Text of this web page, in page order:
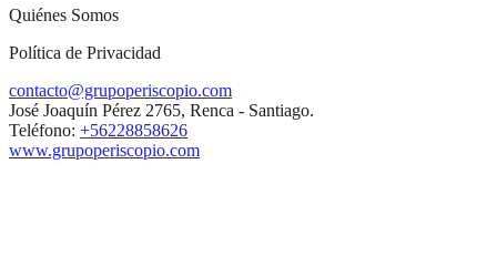
Quiénes Somos
Política de Privacidad
contacto@grupoperiscopio.com
José Joaquín Pérez 2765, Renca - Santiago.
Teléfono: +56228858626
www.grupoperiscopio.com